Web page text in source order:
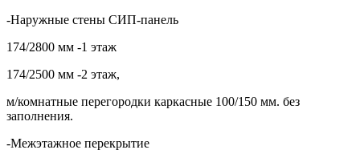
-Наружные стены СИП-панель
174/2800 мм -1 этаж
174/2500 мм -2 этаж,
м/комнатные перегородки каркасные 100/150 мм. без
заполнения.
-Межэтажное перекрытие